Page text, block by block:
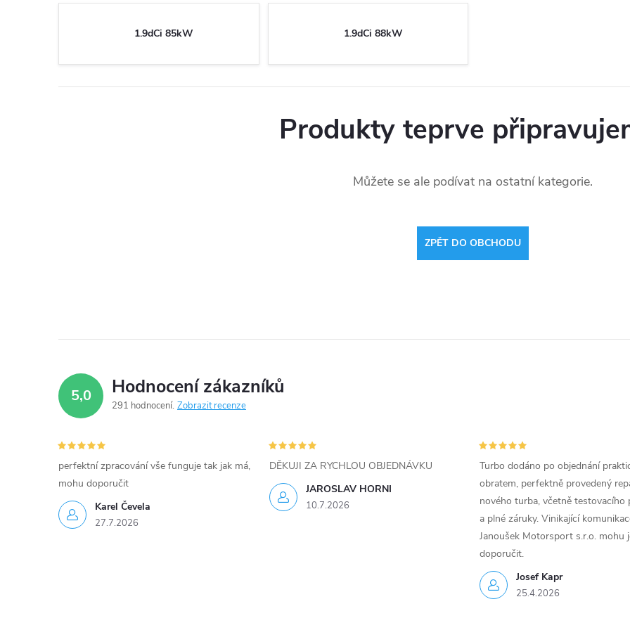
1.9dCi 85kW 1.9dCi 88kW
Produkty teprve
Můžete se ale podívat na ostatní kategorie.
ZPĚT DO OBCHODU
5,0 Hodnocení zákazníků
291 hodnocení Zobrazit recenze
Karel Čevela
27.7.2026
perfektní zpracování vše funguje tak jak má,
mohu doporučit
JAROSLAV HORNI
10.7.2026
DĚKUJI ZA RYCHLOU OBJEDNÁVKU
Josef Kapr
25.4.2026
Turbo dodáno po objednání
obratem, perfektně provedený
nového turba, včetně testovacího
a plné záruky. Vinikající
Janoušek Motorsport s.r.o. mohu
doporučit.